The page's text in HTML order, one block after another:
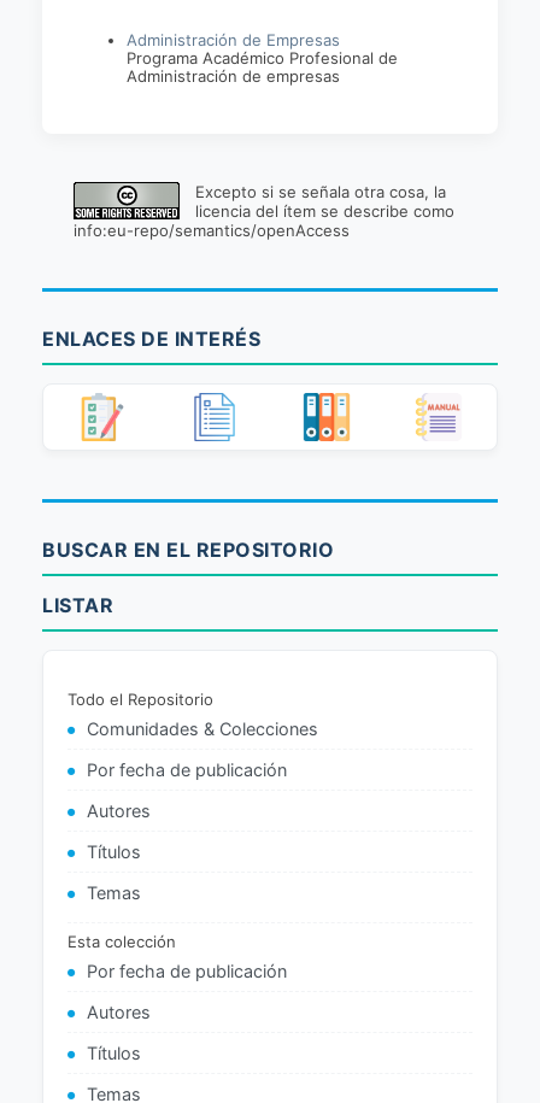
Administración de Empresas
Programa Académico Profesional de
Administración de empresas
Excepto si se señala otra cosa, la
licencia del ítem se describe como
info:eu-repo/semantics/openAccess
ENLACES DE INTERÉS
BUSCAR EN EL REPOSITORIO
LISTAR
Todo el Repositorio
Comunidades & Colecciones
Por fecha de publicación
Autores
Títulos
Temas
Esta colección
Por fecha de publicación
Autores
Títulos
Temas